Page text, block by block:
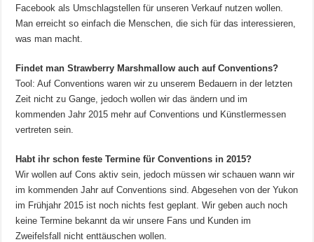
Facebook als Umschlagstellen für unseren Verkauf nutzen wollen.
Man erreicht so einfach die Menschen, die sich für das interessieren,
was man macht.
Findet man Strawberry Marshmallow auch auf Conventions?
Tool: Auf Conventions waren wir zu unserem Bedauern in der letzten
Zeit nicht zu Gange, jedoch wollen wir das ändern und im
kommenden Jahr 2015 mehr auf Conventions und Künstlermessen
vertreten sein.
Habt ihr schon feste Termine für Conventions in 2015?
Wir wollen auf Cons aktiv sein, jedoch müssen wir schauen wann wir
im kommenden Jahr auf Conventions sind. Abgesehen von der Yukon
im Frühjahr 2015 ist noch nichts fest geplant. Wir geben auch noch
keine Termine bekannt da wir unsere Fans und Kunden im
Zweifelsfall nicht enttäuschen wollen.